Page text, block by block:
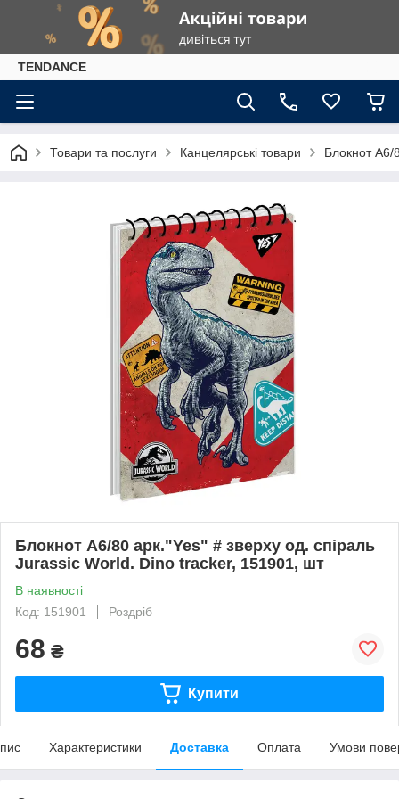
TENDANCE
Товари та послуги Канцелярські товари Блокнот А6/
Блокнот А6/80 арк."Yes" # зверху од. спіраль
Jurassic World. Dino tracker, 151901, шт
В наявності
Код: 151901
Роздріб
68 ₴
Купити
Характеристики Доставка Оплата Умови